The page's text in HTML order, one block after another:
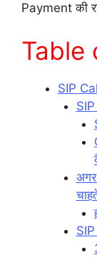
Payment की
Table
SIP
SIP